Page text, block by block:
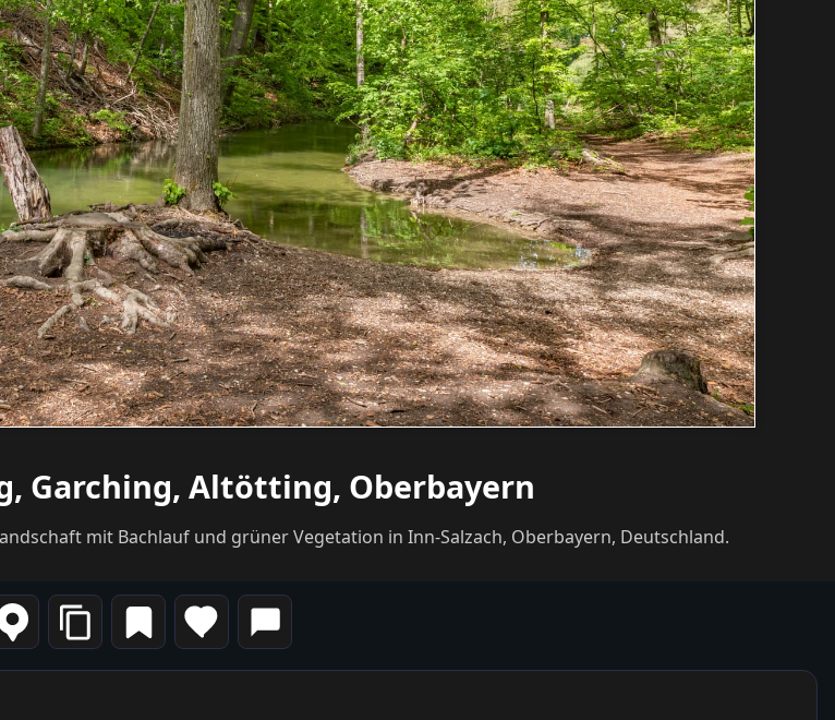
Garching, Altötting, Oberbayern
mit Bachlauf und grüner Vegetation in Inn-Salzach, Oberbayern, Deutschland.